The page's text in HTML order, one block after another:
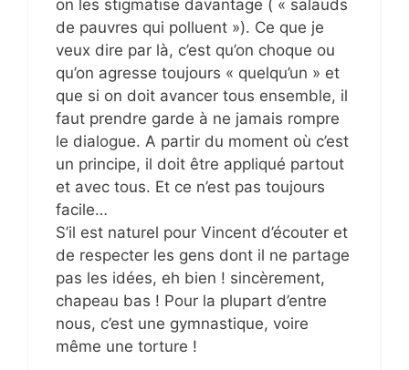
on les stigmatise davantage ( « salauds
de pauvres qui polluent »). Ce que je
veux dire par là, c’est qu’on choque ou
qu’on agresse toujours « quelqu’un » et
que si on doit avancer tous ensemble, il
faut prendre garde à ne jamais rompre
le dialogue. A partir du moment où c’est
un principe, il doit être appliqué partout
et avec tous. Et ce n’est pas toujours
facile…
S’il est naturel pour Vincent d’écouter et
de respecter les gens dont il ne partage
pas les idées, eh bien ! sincèrement,
chapeau bas ! Pour la plupart d’entre
nous, c’est une gymnastique, voire
même une torture !